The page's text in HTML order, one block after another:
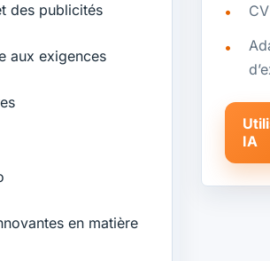
des publicités
aux exigences
en matière
IA